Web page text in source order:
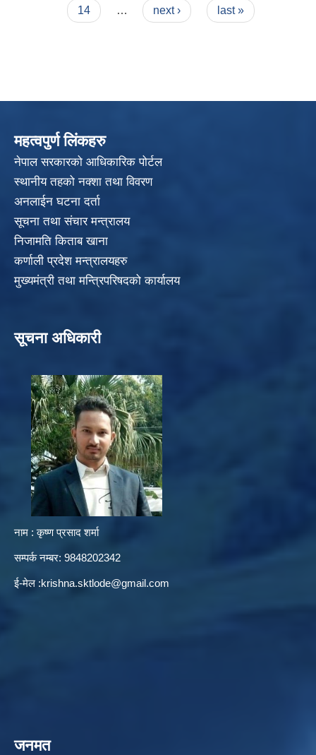
14
… next › last »
महत्वपुर्ण लिंकहरु
नेपाल सरकारको आधिकारिक पोर्टल
स्थानीय तहको नक्शा तथा विवरण
अनलाईन घटना दर्ता
सूचना तथा संचार मन्त्रालय
निजामति किताब खाना
कर्णाली प्रदेश मन्त्रालयहरु
मुख्यमंत्री तथा मन्त्रिपरिषदको कार्यालय
सूचना अधिकारी
नाम : कृष्ण प्रसाद शर्मा
सम्पर्क नम्बर: 9848202342
ई-मेल :krishna.sktlode@gmail.com
जनमत